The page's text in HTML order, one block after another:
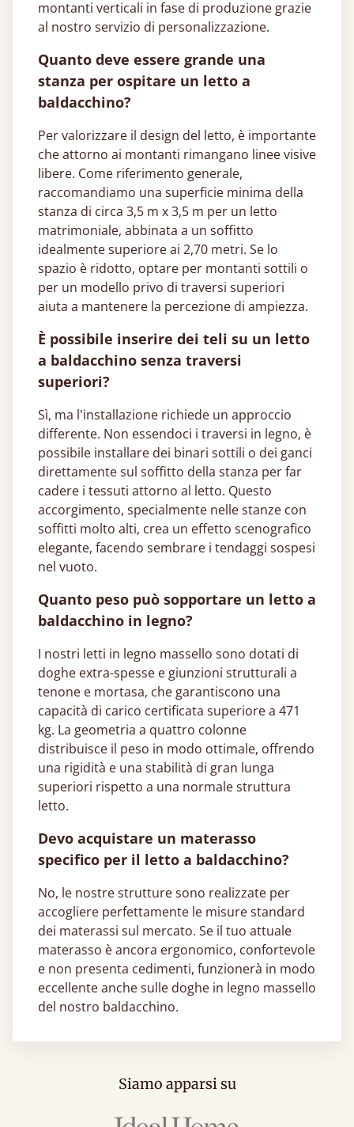
montanti verticali in fase di produzione grazie
al nostro servizio di personalizzazione.
Quanto deve essere grande una
stanza per ospitare un letto a
baldacchino?
Per valorizzare il design del letto, è importante
che attorno ai montanti rimangano linee visive
libere. Come riferimento generale,
raccomandiamo una superficie minima della
stanza di circa 3,5 m x 3,5 m per un letto
matrimoniale, abbinata a un soffitto
idealmente superiore ai 2,70 metri. Se lo
spazio è ridotto, optare per montanti sottili o
per un modello privo di traversi superiori
aiuta a mantenere la percezione di ampiezza.
È possibile inserire dei teli su un letto
a baldacchino senza traversi
superiori?
Sì, ma l'installazione richiede un approccio
differente. Non essendoci i traversi in legno, è
possibile installare dei binari sottili o dei ganci
direttamente sul soffitto della stanza per far
cadere i tessuti attorno al letto. Questo
accorgimento, specialmente nelle stanze con
soffitti molto alti, crea un effetto scenografico
elegante, facendo sembrare i tendaggi sospesi
nel vuoto.
Quanto peso può sopportare un letto a
baldacchino in legno?
I nostri letti in legno massello sono dotati di
doghe extra-spesse e giunzioni strutturali a
tenone e mortasa, che garantiscono una
capacità di carico certificata superiore a 471
kg. La geometria a quattro colonne
distribuisce il peso in modo ottimale, offrendo
una rigidità e una stabilità di gran lunga
superiori rispetto a una normale struttura
letto.
Devo acquistare un materasso
specifico per il letto a baldacchino?
No, le nostre strutture sono realizzate per
accogliere perfettamente le misure standard
dei materassi sul mercato. Se il tuo attuale
materasso è ancora ergonomico, confortevole
e non presenta cedimenti, funzionerà in modo
eccellente anche sulle doghe in legno massello
del nostro baldacchino.
Siamo apparsi su